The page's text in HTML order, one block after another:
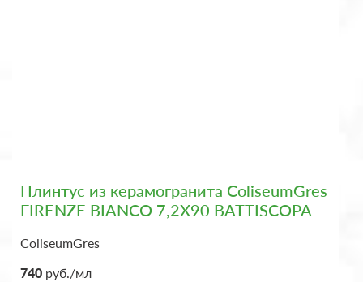
Плинтус из керамогранита ColiseumGres
FIRENZE BIANCO 7,2X90 BATTISCOPA
ColiseumGres
740 руб./мл